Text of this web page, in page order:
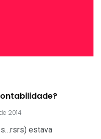
2014
estava